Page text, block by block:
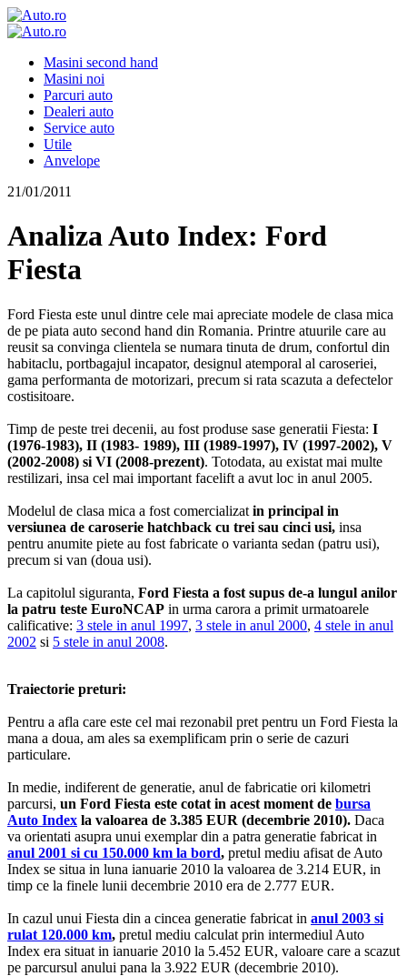
Masini second hand
Masini noi
Parcuri auto
Dealeri auto
Service auto
Utile
Anvelope
21/01/2011
Analiza Auto Index: Ford
Fiesta
Ford Fiesta este unul dintre cele mai apreciate modele de clasa mica
de pe piata auto second hand din Romania. Printre atuurile care au
reusit sa convinga clientela se numara tinuta de drum, confortul din
habitaclu, portbagajul incapator, designul atemporal al caroseriei,
gama performanta de motorizari, precum si rata scazuta a defectelor
costisitoare.
Timp de peste trei decenii, au fost produse sase generatii Fiesta: I
(1976-1983), II (1983- 1989), III (1989-1997), IV (1997-2002), V
(2002-2008) si VI (2008-prezent). Totodata, au existat mai multe
restilizari, insa cel mai important facelift a avut loc in anul 2005.
Modelul de clasa mica a fost comercializat in principal in
versiunea de caroserie hatchback cu trei sau cinci usi, insa
pentru anumite piete au fost fabricate o varianta sedan (patru usi),
precum si van (doua usi).
La capitolul siguranta, Ford Fiesta a fost supus de-a lungul anilor
la patru teste EuroNCAP in urma carora a primit urmatoarele
calificative: 3 stele in anul 1997, 3 stele in anul 2000, 4 stele in anul
2002 si 5 stele in anul 2008.
Traiectorie preturi:
Pentru a afla care este cel mai rezonabil pret pentru un Ford Fiesta la
mana a doua, am ales sa exemplificam prin o serie de cazuri
particulare.
In medie, indiferent de generatie, anul de fabricatie ori kilometri
parcursi, un Ford Fiesta este cotat in acest moment de bursa
Auto Index la valoarea de 3.385 EUR (decembrie 2010). Daca
va orientati asupra unui exemplar din a patra generatie fabricat in
anul 2001 si cu 150.000 km la bord, pretul mediu afisat de Auto
Index se situa in luna ianuarie 2010 la valoarea de 3.214 EUR, in
timp ce la finele lunii decembrie 2010 era de 2.777 EUR.
In cazul unui Fiesta din a cincea generatie fabricat in anul 2003 si
rulat 120.000 km, pretul mediu calculat prin intermediul Auto
Index era situat in ianuarie 2010 la 5.452 EUR, valoare care a scazut
pe parcursul anului pana la 3.922 EUR (decembrie 2010).